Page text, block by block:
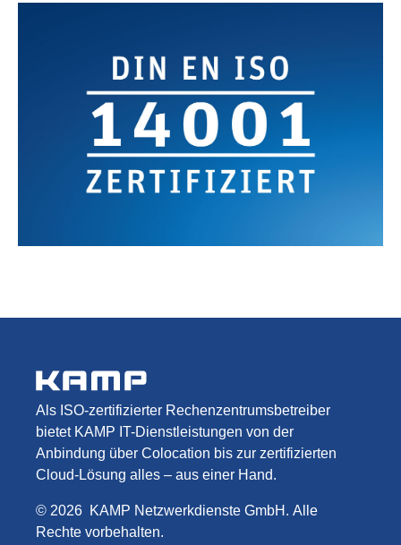
Als ISO-zertifizierter Rechenzentrumsbetreiber
bietet KAMP IT-Dienstleistungen von der
Anbindung über Colocation bis zur zertifizierten
Cloud-Lösung alles – aus einer Hand.
© 2026 KAMP Netzwerkdienste GmbH . Alle
Rechte vorbehalten.